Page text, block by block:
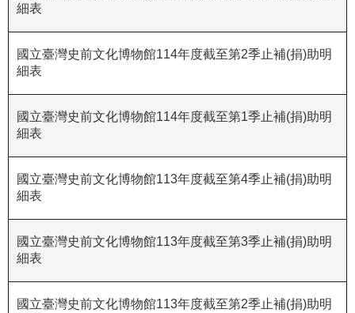
網
站
資
料
開
放
宣
隱
私
權
保
護
策
細表
國立臺灣史前文化博物館114年度截至第2季止補(捐)助明
細表
國立臺灣史前文化博物館114年度截至第1季止補(捐)助明
細表
國立臺灣史前文化博物館113年度截至第4季止補(捐)助明
細表
國立臺灣史前文化博物館113年度截至第3季止補(捐)助明
細表
國立臺灣史前文化博物館113年度截至第2季止補(捐)助明